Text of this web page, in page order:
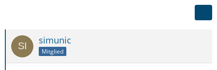
simunic
Mitglied